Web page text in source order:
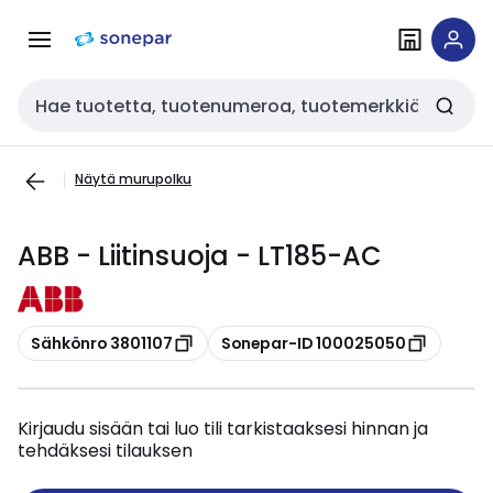
navigointiinsisältöön
Haku
Näytä murupolku
ABB - Liitinsuoja - LT185-AC
Kopioi
Sähkönro 3801107 Kopioi
Sonepar-ID 100025050
Kirjaudu sisään tai luo tili tarkistaaksesi hinnan ja
tehdäksesi tilauksen